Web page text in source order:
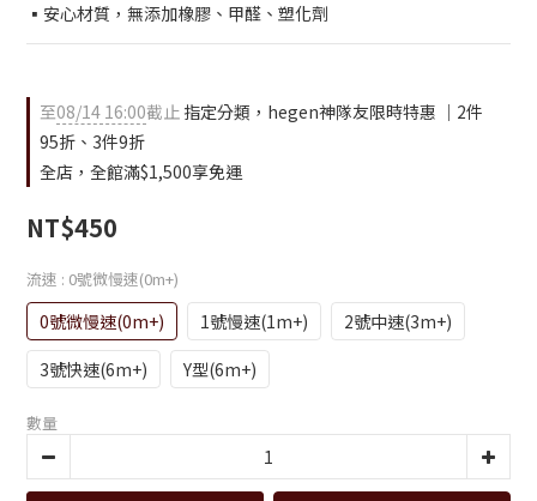
▪安心材質，無添加橡膠、甲醛、塑化劑
至08/14 16:00截止 指定分類，hegen神隊友限時特惠 ｜2件
95折、3件9折
全店，全館滿$1,500享免運
NT$450
流速 : 0號微慢速(0m+)
0號微慢速(0m+) 1號慢速(1m+)
2號中速(3m+)
3號快速(6m+)
Y型(6m+)
數量